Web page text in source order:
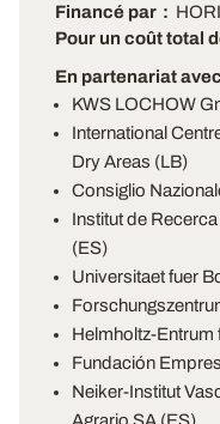
Financé par
Pour un coût total
En partenariat avec
KWS LOCHOW
International
Dry Areas (LB)
Consiglio
Institut de
(ES)
Universitaet fuer
Helmholtz-
Fundación
Neiker-Institut
Agrario SA (ES)